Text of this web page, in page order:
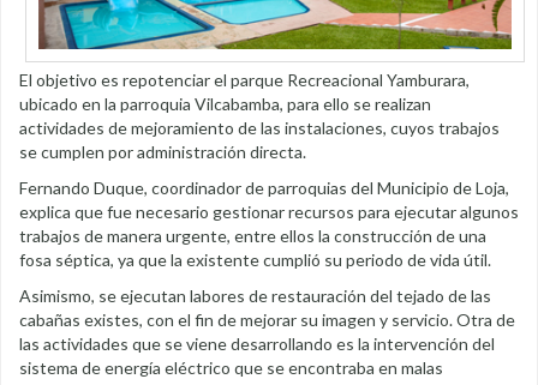
El objetivo es repotenciar el parque Recreacional Yamburara,
ubicado en la parroquia Vilcabamba, para ello se realizan
actividades de mejoramiento de las instalaciones, cuyos trabajos
se cumplen por administración directa.
Fernando Duque, coordinador de parroquias del Municipio de Loja,
explica que fue necesario gestionar recursos para ejecutar algunos
trabajos de manera urgente, entre ellos la construcción de una
fosa séptica, ya que la existente cumplió su periodo de vida útil.
Asimismo, se ejecutan labores de restauración del tejado de las
cabañas existes, con el fin de mejorar su imagen y servicio. Otra de
las actividades que se viene desarrollando es la intervención del
sistema de energía eléctrico que se encontraba en malas